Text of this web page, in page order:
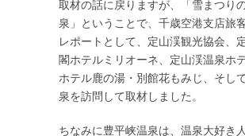
取材の話に戻りますが、「雪まつり
泉」ということで、千歳空港支店旅
レポートとして、定山渓観光協会、
閣ホテルミリオーネ、定山渓温泉ホ
ホテル鹿の湯・別館花もみじ、そし
泉を訪問して取材しました。
ちなみに豊平峡温泉は、温泉大好き